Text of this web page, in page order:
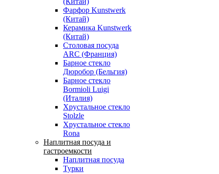
Фарфор Kunstwerk
(Китай)
Керамика Kunstwerk
(Китай)
Столовая посуда
ARC (Франция)
Барное стекло
Дюробор (Бельгия)
Барное стекло
Bormioli Luigi
(Италия)
Хрустальное стекло
Stolzle
Хрустальное стекло
Rona
Наплитная посуда и
гастроемкости
Наплитная посуда
Турки